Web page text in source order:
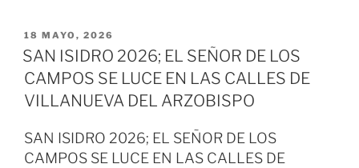
PUBLICADO
EL
18 MAYO, 2026
SAN ISIDRO 2026; EL SEÑOR DE LOS
CAMPOS SE LUCE EN LAS CALLES DE
VILLANUEVA DEL ARZOBISPO
SAN ISIDRO 2026; EL SEÑOR DE LOS
CAMPOS SE LUCE EN LAS CALLES DE